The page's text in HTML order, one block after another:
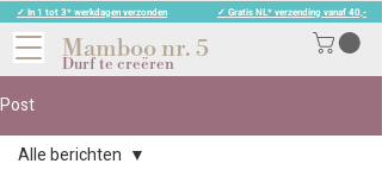
✓ In 1 tot 3* werkdagen verzonden ✓ Gratis NL* verzending vanaf 40,-
Mamboo nr. 5
Durf te creëren
Post
Alle berichten